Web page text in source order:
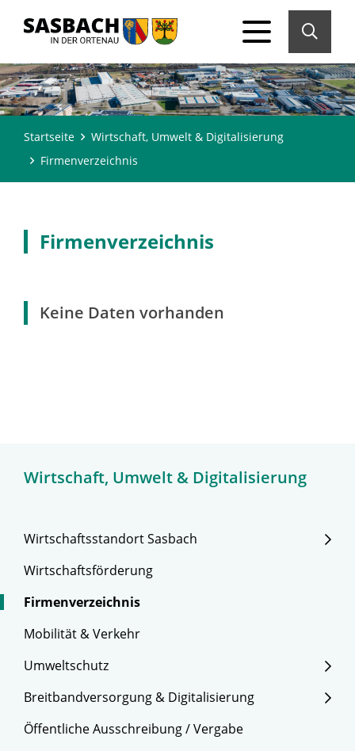
Startseite
Wirtschaft, Umwelt & Digitalisierung
Firmenverzeichnis
Wirtschaft, Umwelt & Digitalisierung
Wirtschaftsstandort Sasbach
Wirtschaftsförderung
Firmenverzeichnis
Mobilität & Verkehr
Umweltschutz
Breitbandversorgung & Digitalisierung
Öffentliche Ausschreibung / Vergabe
Firmenverzeichnis
Keine Daten vorhanden